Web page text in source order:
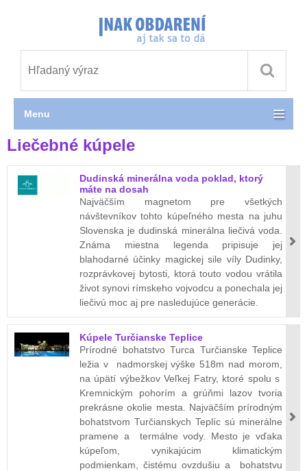
Liečebné kúpele
Dudinská minerálna voda poklad, ktorý
máte na dosah
Najväčším magnetom pre všetkých
návštevníkov tohto kúpeľného mesta na juhu
Slovenska je dudinská minerálna liečivá voda.
Známa miestna legenda pripisuje jej
blahodarné účinky magickej sile víly Dudinky,
rozprávkovej bytosti, ktorá touto vodou vrátila
život synovi rímskeho vojvodcu a ponechala jej
liečivú moc aj pre nasledujúce generácie.
Kúpele Turčianske Teplice
Prírodné bohatstvo Turca Turčianske Teplice
ležia v nadmorskej výške 518m nad morom,
na úpätí výbežkov Veľkej Fatry, ktoré spolu s
Kremnickým pohorím a grúňmi lazov tvoria
prekrásne okolie mesta. Najväčším prírodným
bohatstvom Turčianskych Teplíc sú minerálne
pramene a termálne vody. Mesto je vďaka
kúpeľom, vynikajúcim klimatickým
podmienkam, čistému ovzdušiu a bohatstvu
Menu